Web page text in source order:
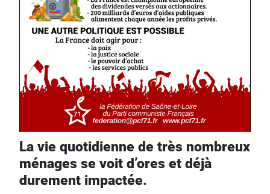
La vie quotidienne de très nombreux
ménages se voit d’ores et déjà
durement impactée.